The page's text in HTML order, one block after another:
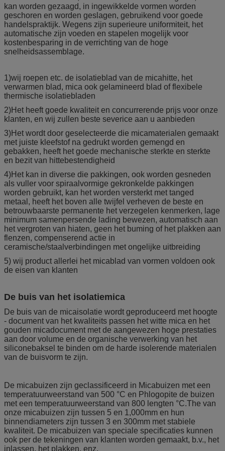
kan worden gezaagd, in ingewikkelde vormen worden
geschoren en worden geslagen, gebruikend voor goede
handelspraktijk. Wegens zijn superieure uniformiteit, het
automatische zijn voeden en stapelen mogelijk voor
kostenbesparing in de verrichting van de hoge
snelheidsassemblage.
1)wij roepen etc. de isolatieblad van de micahitte, het
verwarmen blad, mica ook gelamineerd blad of flexibele
thermische isolatiebladen
2)Het heeft goede kwaliteit en concurrerende prijs voor onze
klanten, en wij zullen beste severice aan u aanbieden
3)Het wordt door geselecteerde die micamaterialen gemaakt
met juiste kleefstof na gedrukt worden gemengd en
gebakken, heeft het goede mechanische sterkte en sterkte
en bezit van hittebestendigheid
4)Het kan in diverse die pakkingen, ook worden gesneden
als vuller voor spiraalvormige gekronkelde pakkingen
worden gebruikt, kan het worden versterkt met tanged
metaal, heeft het boven alle twijfel verheven de beste en
betrouwbaarste permanente het verzegelen kenmerken, lage
minimum samenpersende lading bewezen, automatisch aan
het vergroten van hiaten, geen het buming of het plakken aan
flenzen, compenserend actie in
ceramische/staalverbindingen met ongelijke uitbreiding
5) wij product allerlei het micablad van vormen voldoen ook
de eisen van klanten
De buis van het isolatiemica
De buis van de micaisolatie wordt geproduceerd met hoogte
- document van het kwaliteits passen het witte mica en het
gouden micadocument met de aangewezen hoge prestaties
aan door volume en de organische verwerking van het
siliconebaksel te binden om de harde isolerende materialen
van de buisvorm te zijn.
De micabuizen zijn geclassificeerd in Micabuizen met een
temperatuurweerstand van 500 °C en Phlogopite de buizen
met een temperatuurweerstand van 800 lengten °C.The van
onze micabuizen zijn tussen 5 en 1,000mm en hun
binnendiameters zijn tussen 3 en 300mm met stabiele
kwaliteit. De micabuizen van speciale specificaties kunnen
ook per de tekeningen van klanten worden gemaakt, b.v., het
inlassen, het plakken, enz.